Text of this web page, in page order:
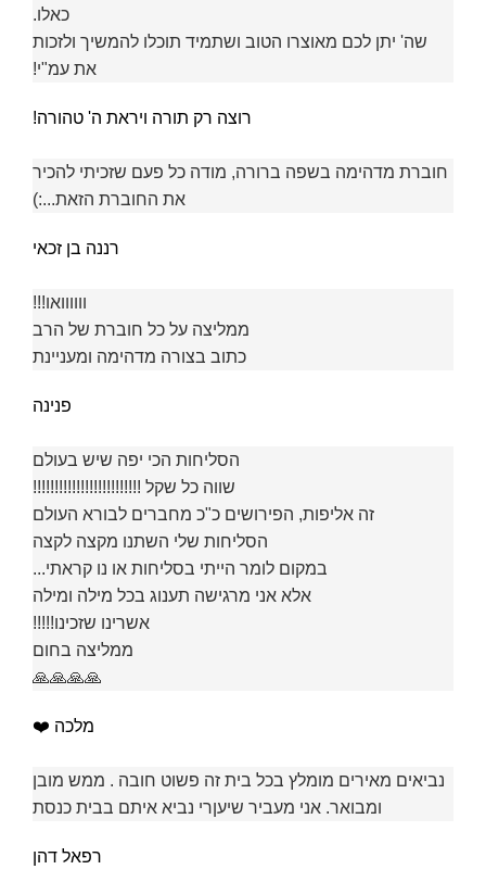
כאלו.
שה' יתן לכם מאוצרו הטוב ושתמיד תוכלו להמשיך ולזכות
את עמ"י!
רוצה רק תורה ויראת ה' טהורה!
חוברת מדהימה בשפה ברורה, מודה כל פעם שזכיתי להכיר
את החוברת הזאת...:)
רננה בן זכאי
וווווואו!!!
ממליצה על כל חוברת של הרב
כתוב בצורה מדהימה ומעניינת
פנינה
הסליחות הכי יפה שיש בעולם
שווה כל שקל !!!!!!!!!!!!!!!!!!!!!!!!!
זה אליפות, הפירושים כ"כ מחברים לבורא העולם
הסליחות שלי השתנו מקצה לקצה
במקום לומר הייתי בסליחות או נו קראתי...
אלא אני מרגישה תענוג בכל מילה ומילה
אשרינו שזכינו!!!!!
ממליצה בחום
🙏🙏🙏🙏
מלכה ❤️
נביאים מאירים מומלץ בכל בית זה פשוט חובה . ממש מובן
ומבואר. אני מעביר שיעןרי נביא איתם בבית כנסת
רפאל דהן